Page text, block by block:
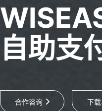
自助支
合作咨询 下